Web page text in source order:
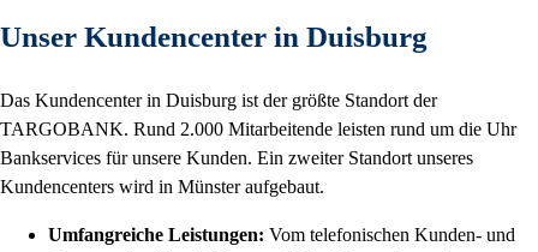
Unser Kundencenter in Duisburg
Das Kundencenter in Duisburg ist der größte Standort der
TARGOBANK. Rund 2.000 Mitarbeitende leisten rund um die Uhr
Bankservices für unsere Kunden. Ein zweiter Standort unseres
Kundencenters wird in Münster aufgebaut.
Umfangreiche Leistungen: Vom telefonischen Kunden- und